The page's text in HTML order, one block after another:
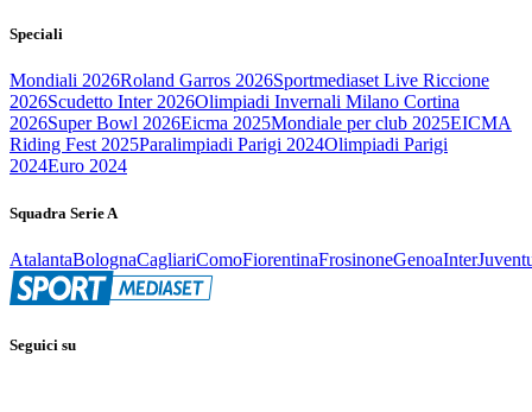
Speciali
Mondiali 2026Roland Garros 2026Sportmediaset Live Riccione
2026Scudetto Inter 2026Olimpiadi Invernali Milano Cortina
2026Super Bowl 2026Eicma 2025Mondiale per club 2025EICMA
Riding Fest 2025Paralimpiadi Parigi 2024Olimpiadi Parigi
2024Euro 2024
Squadra Serie A
AtalantaBolognaCagliariComoFiorentinaFrosinoneGenoaInter
Seguici su